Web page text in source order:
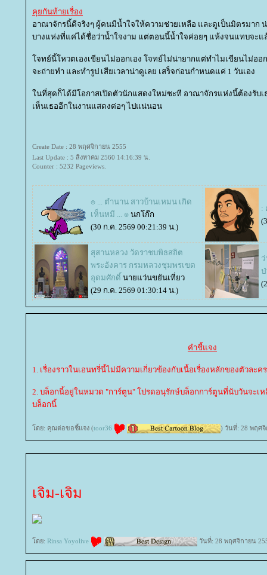
คุยกันท้ายเรื่อง
อาณาจักรนี้ดีจริงๆ ผู้คนมีน้ำใจให้ความช่วยเหลือ และดูเป็นมิตรมาก
บางแห่งที่แค่ได้ชื่อว่าน้ำใจงาม แต่ตอนนี้น้ำใจค่อยๆ แห้งจนแทบจะแ
จทย์นี้โหวตเองเขียนไม่ออกเอง โจทย์ไม่น่ายากแต่ทำไมเขียนไม่ออก
จะถ่ายทำ และทำรูป เสียเวลาน่าดูเลย เสร็จก่อนกำหนดแค่ 1 วันเอง
นที่สุดก็ได้มีโอกาสเปิดตัวนักแสดงใหม่ซะที อาณาจักรแห่งนี้ต้องรับเธ
เห็นเธออีกในงานแสดงต่อๆ ไปแน่นอน
Create Date : 28 พฤศจิกายน 2555
Last Update : 5 สิงหาคม 2560 14:16:39 น.
Counter : 5232 Pageviews.
๏ ... ตำนาน สาวบ้านเหมน เกิด
เห็นหมี ... ๏ นกโก๊ก
(30 ก.ค. 2569 00:21:39 น.)
:
สุสานหลวง วัดราชบพิธสถิต
พระอังคาร กรมหลวงชุมพรเขต
อุดมศักดิ์ นายแว่นขยันเที่ยว
(29 ก.ค. 2569 01:30:14 น.)
คำชี้แจง
1. เรื่องราวในเอนทรี่นี้ไม่มีความเกี่ยวข้องกับเนื้อเรื่องหลักของตัวละค
2. บล็อกนี้อยู่ในหมวด "การ์ตูน" โปรดอนุรักษ์บล็อกการ์ตูนที่นับวันจะเ
บล็อกนี้
ดย: คุณต่อขอชี้แจง (toor36 ) วันที่: 28 พฤศจิ
เจิม-เจิม
ดย: Rinsa Yoyolive วันที่: 28 พฤศจิกายน